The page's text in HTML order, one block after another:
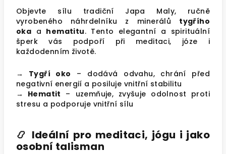
Objevte sílu tradiční Japa Maly, ručně
vyrobeného náhrdelníku z minerálů tygřího
oka a hematitu. Tento elegantní a spirituální
šperk vás podpoří při meditaci, józe i
každodenním životě.
→ Tygří oko – dodává odvahu, chrání před
negativní energií a posiluje vnitřní stabilitu
→ Hematit – uzemňuje, zvyšuje odolnost proti
stresu a podporuje vnitřní sílu
📿 Ideální pro meditaci, jógu i jako
osobní talisman